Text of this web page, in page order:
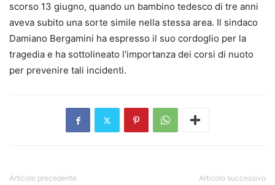
scorso 13 giugno, quando un bambino tedesco di tre anni
aveva subito una sorte simile nella stessa area. Il sindaco
Damiano Bergamini ha espresso il suo cordoglio per la
tragedia e ha sottolineato l'importanza dei corsi di nuoto
per prevenire tali incidenti.
Articolo precedente Articolo successivo